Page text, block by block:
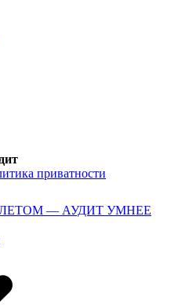
приватности
— АУДИТ УМНЕЕ